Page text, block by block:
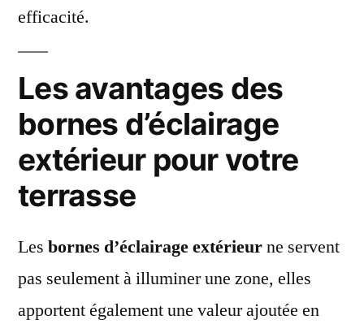
efficacité.
Les avantages des
bornes d’éclairage
extérieur pour votre
terrasse
Les bornes d’éclairage extérieurne servent
pas seulement à illuminer une zone, elles
apportent également une valeur ajoutée en